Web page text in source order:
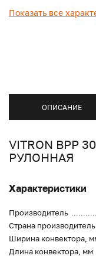
Показать все
ОПИСАНИЕ
VITRON ВРР
РУЛОННАЯ
Характеристики
Производитель
Страна производитель
Ширина конвектора,
Длина конвектора, мм